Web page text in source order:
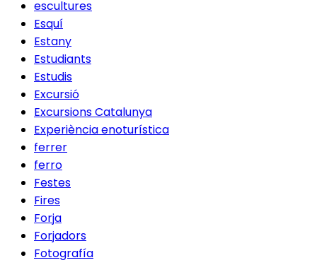
escultures
Esquí
Estany
Estudiants
Estudis
Excursió
Excursions Catalunya
Experiència enoturística
ferrer
ferro
Festes
Fires
Forja
Forjadors
Fotografía